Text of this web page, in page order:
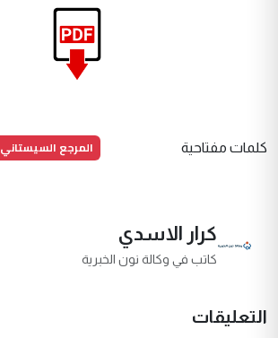
كلمات مفتاحية المرجع السيستاني
كرار الاسدي
كاتب في وكالة نون الخبرية
التعليقات